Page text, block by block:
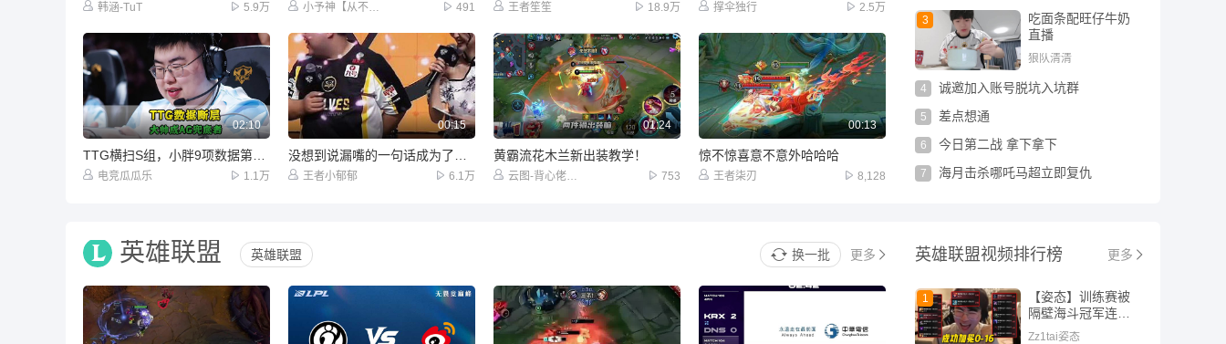
韩涵-TuT 5.9万 小予神【从不滚刀】 491 王者笙笙 18.9万 撑伞独行 2.5万
02:10
电竞瓜瓜乐 1.1万
00:15
王者小郁郁 6.1万
01:24
黄霸流花木兰新出装教学！
云图-背心佬浩克 753
00:13
惊不惊喜意不意外哈哈哈
王者柒刃 8,128
3
吃面条配旺仔牛奶
直播
狼队清清
4 诚邀加入账号脱坑入坑群
5 差点想通
6 今日第二战 拿下拿下
7 海月击杀哪吒马超立即复仇
英雄联盟 英雄联盟 换一批 更多 更多
英雄联盟视频排行榜
1
【姿态】训练赛被
隔壁海斗冠军连虐
16把，成功加冕0-
Zz1tai姿态